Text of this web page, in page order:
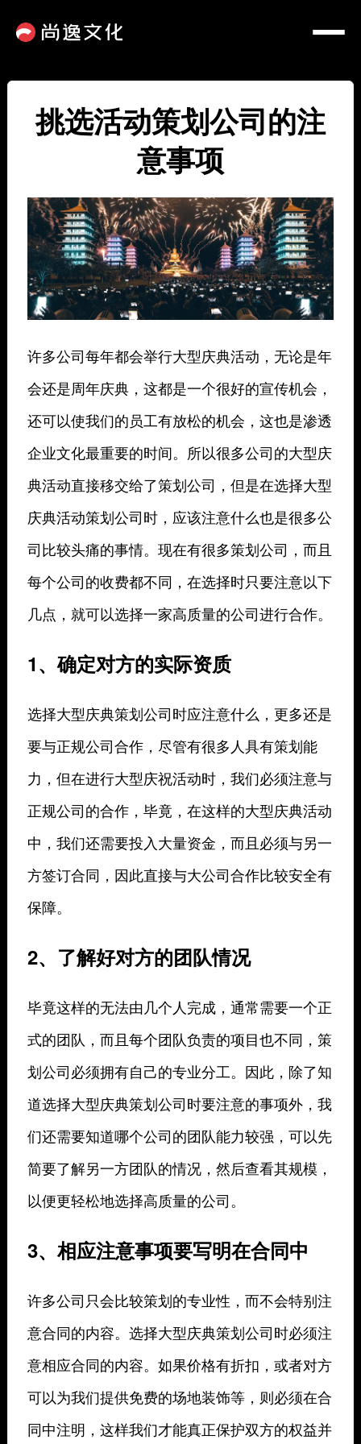
挑选活动策划公司的注
意事项
许多公司每年都会举行大型庆典活动，无论是年
会还是周年庆典，这都是一个很好的宣传机会，
还可以使我们的员工有放松的机会，这也是渗透
企业文化最重要的时间。所以很多公司的大型庆
典活动直接移交给了策划公司，但是在选择大型
庆典活动策划公司时，应该注意什么也是很多公
司比较头痛的事情。现在有很多策划公司，而且
每个公司的收费都不同，在选择时只要注意以下
几点，就可以选择一家高质量的公司进行合作。
1、确定对方的实际资质
选择大型庆典策划公司时应注意什么，更多还是
要与正规公司合作，尽管有很多人具有策划能
力，但在进行大型庆祝活动时，我们必须注意与
正规公司的合作，毕竟，在这样的大型庆典活动
中，我们还需要投入大量资金，而且必须与另一
方签订合同，因此直接与大公司合作比较安全有
保障。
2、了解好对方的团队情况
毕竟这样的无法由几个人完成，通常需要一个正
式的团队，而且每个团队负责的项目也不同，策
划公司必须拥有自己的专业分工。因此，除了知
道选择大型庆典策划公司时要注意的事项外，我
们还需要知道哪个公司的团队能力较强，可以先
简要了解另一方团队的情况，然后查看其规模，
以便更轻松地选择高质量的公司。
3、相应注意事项要写明在合同中
许多公司只会比较策划的专业性，而不会特别注
意合同的内容。选择大型庆典策划公司时必须注
意相应合同的内容。如果价格有折扣，或者对方
可以为我们提供免费的场地装饰等，则必须在合
同中注明，这样我们才能真正保护双方的权益并